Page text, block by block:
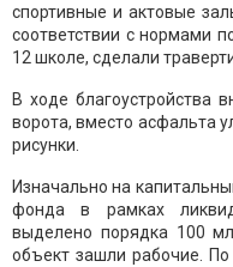
спортивные и актовые
соответствии с нормами
12 школе, сделали
В ходе благоустройства
ворота, вместо асфальта
рисунки.
Изначально на
фонда в рамках
выделено порядка 100
объект зашли рабочие.